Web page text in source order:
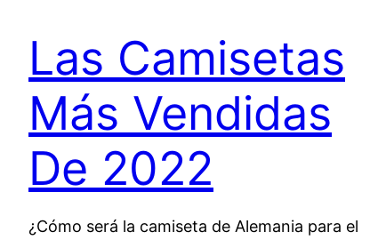
Las Camisetas
Más Vendidas
De 2022
¿Cómo será la camiseta de Alemania para el